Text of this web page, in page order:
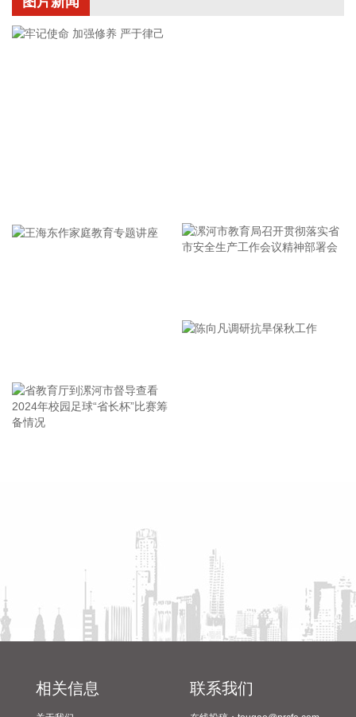
2026-08-08 16:31:27
海、浙江大部将有大到暴雨，其中上海南部、浙江东部有特大
暴雨，局地日降雨量将达到400毫米甚至500毫米以上，极端性
8月8日，记者从上海轮渡获悉，因受今年第13号台风“白海
豚”影响，截至13时58分，上海轮渡已全线停航。
8月7日，随着最后一段沥青路面完成摊铺，由中铁五局承建的
京昆高速广（元）绵（阳）段扩容工程主线路面63.879公里顺
阳光电源(300274)8月8日在互动平台表示，公司目前初步判
断，FCC政策主要限制新产品认证，不影响已获认证产品的销
售，公司目前在美销售的光伏逆变器、储能系统不受影响。
8日，市场监管总局公布数据显示，2026年上半年新产业新赛
道相关企业持续增动能，人形机器人领域新设企业11.6万户，
型加快，产业发展亮点纷呈。
市安全生产工作会议精神部署
相关信息 联系我们